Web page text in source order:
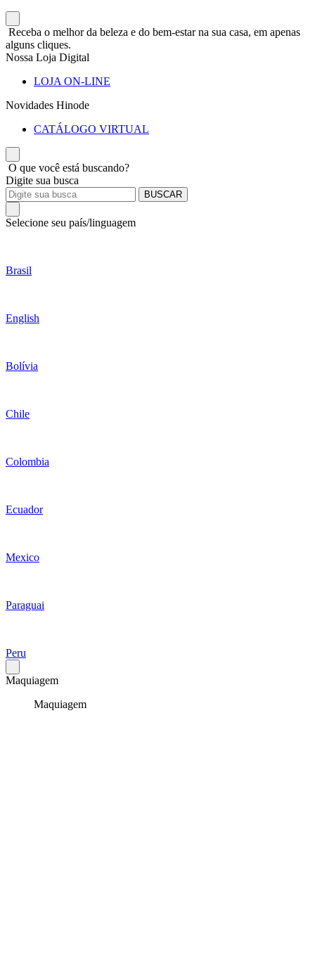
Receba o melhor da beleza e do bem-estar na sua casa, em apenas
alguns cliques.
Nossa Loja Digital
LOJA ON-LINE
Novidades Hinode
CATÁLOGO VIRTUAL
O que você está buscando?
Digite sua busca
BUSCAR
Selecione seu país/linguagem
Brasil
English
Bolívia
Chile
Colombia
Ecuador
Mexico
Paraguai
Peru
Maquiagem
Maquiagem